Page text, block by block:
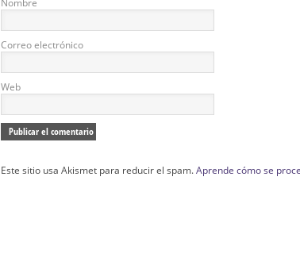
Nombre
Correo electrónico
Web
Este sitio usa Akismet para reducir el spam.Aprende cómo se